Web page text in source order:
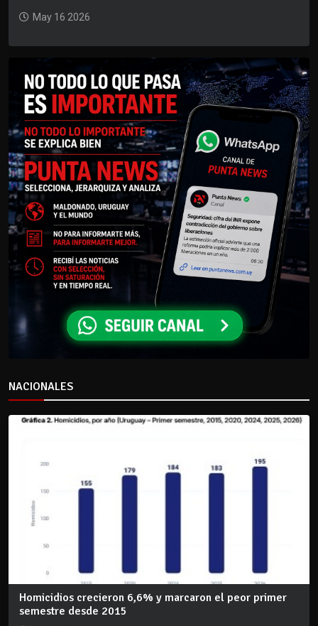
May 16 2026
NACIONALES
Homicidios crecieron 6,6% y marcaron el peor primer
semestre desde 2015